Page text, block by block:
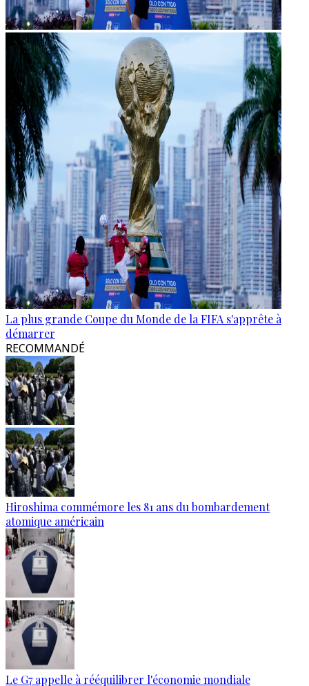
La plus grande Coupe du Monde de la FIFA s'apprête à
démarrer
RECOMMANDÉ
Hiroshima commémore les 81 ans du bombardement
atomique américain
Le G7 appelle à rééquilibrer l'économie mondiale